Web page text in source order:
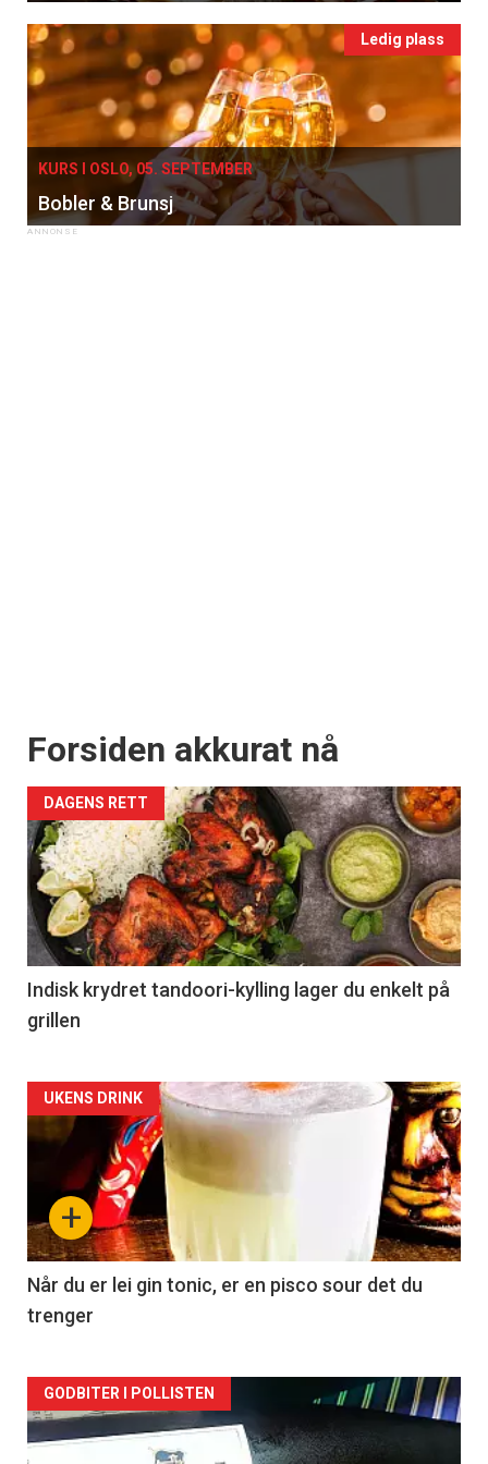
Ledig plass
KURS I OSLO, 05. SEPTEMBER
Bobler & Brunsj
Forsiden akkurat nå
DAGENS RETT
Indisk krydret tandoori-kylling lager du enkelt på
grillen
Forsiden
akkurat
nå
-
2
+
UKENS DRINK
Når du er lei gin tonic, er en pisco sour det du
trenger
Forsiden
akkurat
GODBITER I POLLISTEN